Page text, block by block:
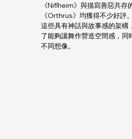
《Niflheim》與描寫善惡共存
《Orthrus》均獲得不少好評
這些具有神話與故事感的架構
了能夠讓舞作營造空間感，同
不同想像。